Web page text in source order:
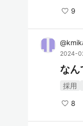
9
@
2024-
なん
採用
8